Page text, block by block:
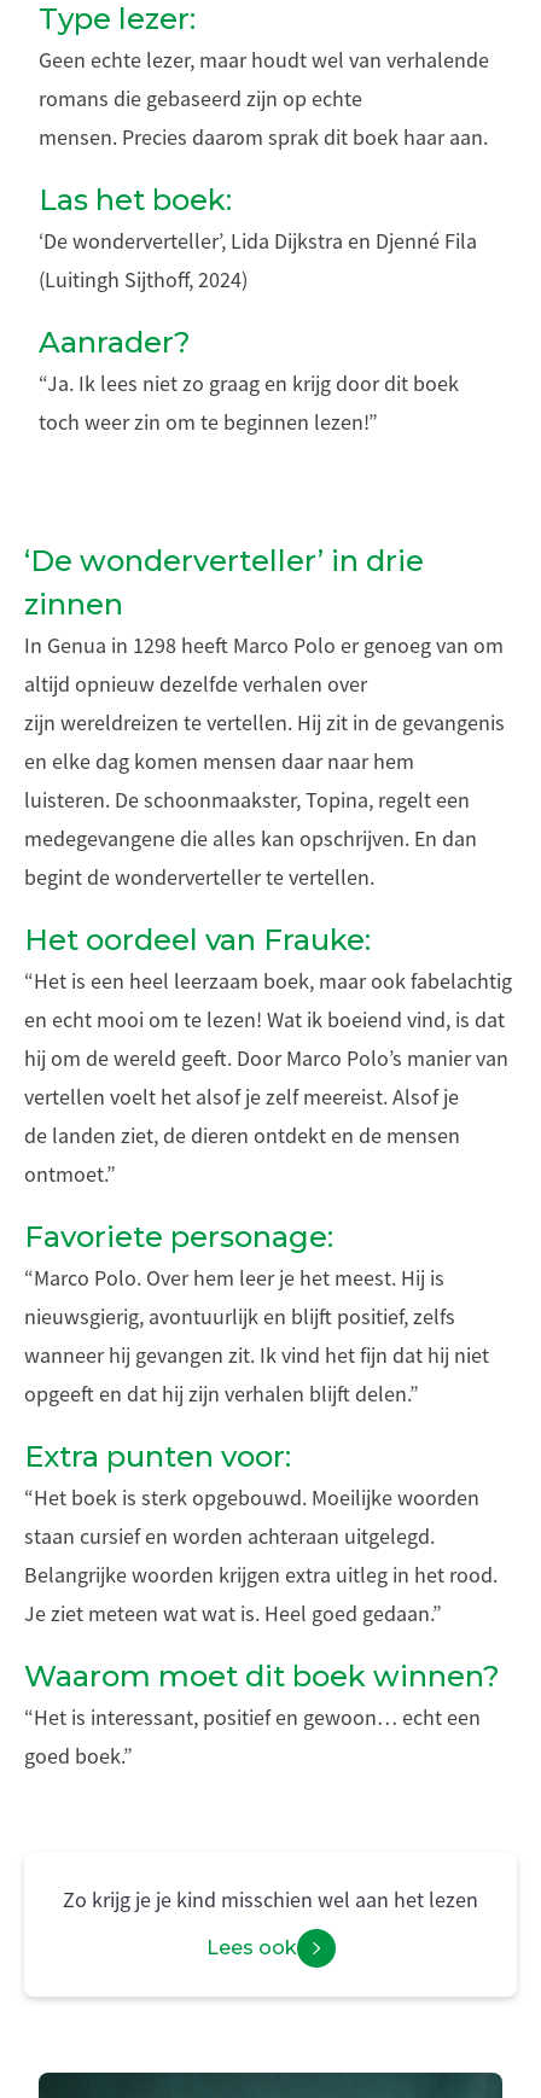
Type lezer:
Geen echte lezer, maar houdt wel van verhalende
romans die gebaseerd zijn op echte
mensen. Precies daarom sprak dit boek haar aan.
Las het boek:
‘De wonderverteller’, Lida Dijkstra en Djenné Fila
(Luitingh Sijthoff, 2024)
Aanrader?
“Ja. Ik lees niet zo graag en krijg door dit boek
toch weer zin om te beginnen lezen!”
‘De wonderverteller’ in drie
zinnen
In Genua in 1298 heeft Marco Polo er genoeg van om
altijd opnieuw dezelfde verhalen over
zijn wereldreizen te vertellen. Hij zit in de gevangenis
en elke dag komen mensen daar naar hem
luisteren. De schoonmaakster, Topina, regelt een
medegevangene die alles kan opschrijven. En dan
begint de wonderverteller te vertellen.
Het oordeel van Frauke:
“Het is een heel leerzaam boek, maar ook fabelachtig
en echt mooi om te lezen! Wat ik boeiend vind, is dat
hij om de wereld geeft. Door Marco Polo’s manier van
vertellen voelt het alsof je zelf meereist. Alsof je
de landen ziet, de dieren ontdekt en de mensen
ontmoet.”
Favoriete personage:
“Marco Polo. Over hem leer je het meest. Hij is
nieuwsgierig, avontuurlijk en blijft positief, zelfs
wanneer hij gevangen zit. Ik vind het fijn dat hij niet
opgeeft en dat hij zijn verhalen blijft delen.”
Extra punten voor:
“Het boek is sterk opgebouwd. Moeilijke woorden
staan cursief en worden achteraan uitgelegd.
Belangrijke woorden krijgen extra uitleg in het rood.
Je ziet meteen wat wat is. Heel goed gedaan.”
Waarom moet dit boek winnen?
“Het is interessant, positief en gewoon… echt een
goed boek.”
Zo krijg je je kind misschien wel aan het lezen
Lees ook